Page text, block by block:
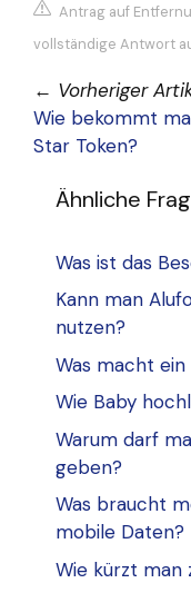
Antrag auf
vollständige Antwort
← Vorheriger
Wie bekommt
Star Token?
Ähnliche
Was ist das
Kann man
nutzen?
Was macht
Wie Baby
Warum darf
geben?
Was braucht
mobile Daten?
Wie kürzt man